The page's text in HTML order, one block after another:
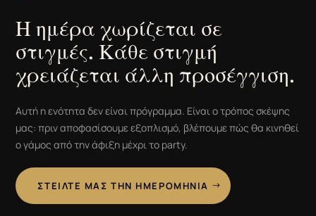
Η ημέρα χωρίζεται σε
στιγμές. Κάθε στιγμή
χρειάζεται άλλη προσέγγιση.
Αυτή η ενότητα δεν είναι πρόγραμμα. Είναι ο τρόπος σκέψης
μας: πριν αποφασίσουμε εξοπλισμό, βλέπουμε πώς θα κινηθεί
ο γάμος από την άφιξη μέχρι το party.
ΣΤΕΊΛΤΕ ΜΑΣ ΤΗΝ ΗΜΕΡΟΜΗΝΊΑ